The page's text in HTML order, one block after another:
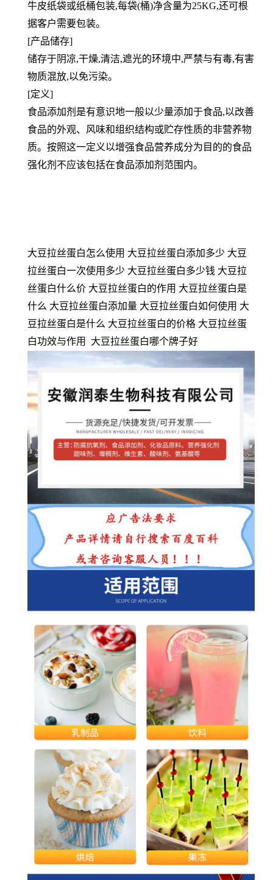
牛皮纸袋或纸桶包装,每袋(桶)净含量为25KG,还可根
据客户需要包装。
[产品储存]
储存于阴凉,干燥,清洁,遮光的环境中,严禁与有毒,有害
物质混放,以免污染。
[定义]
食品添加剂是有意识地一般以少量添加于食品,以改善
食品的外观、风味和组织结构或贮存性质的非营养物
质。按照这一定义以增强食品营养成分为目的的食品
强化剂不应该包括在食品添加剂范围内。
大豆拉丝蛋白怎么使用 大豆拉丝蛋白添加多少 大豆
拉丝蛋白一次使用多少 大豆拉丝蛋白多少钱 大豆拉
丝蛋白什么价 大豆拉丝蛋白的作用 大豆拉丝蛋白是
什么 大豆拉丝蛋白添加量 大豆拉丝蛋白如何使用 大
豆拉丝蛋白是什么 大豆拉丝蛋白的价格 大豆拉丝蛋
白功效与作用 大豆拉丝蛋白哪个牌子好